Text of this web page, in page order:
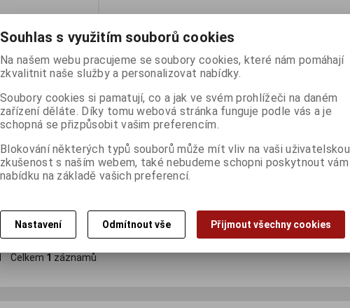
XFAN 70 CASE FAN
(dny):1
Koupit
Celkem 1 záznamů
Souhlas s využitím souborů cookies
Na našem webu pracujeme se soubory cookies, které nám pomáhají
zkvalitnit naše služby a personalizovat nabídky.
Soubory cookies si pamatují, co a jak ve svém prohlížeči na daném
zařízení děláte. Díky tomu webová stránka funguje podle vás a je
schopná se přizpůsobit vašim preferencím.
Blokování některých typů souborů může mít vliv na vaši uživatelskou
zkušenost s naším webem, také nebudeme schopni poskytnout vám
nabídku na základě vašich preferencí.
Nastavení Odmítnout vše Přijmout všechny cookies